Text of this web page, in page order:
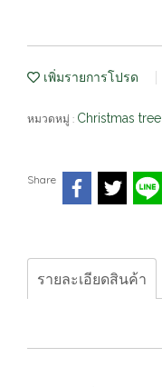
เพิ่มรายการโปรด
หมวดหมู่ : Christmas tree
Share
รายละเอียดสินค้า